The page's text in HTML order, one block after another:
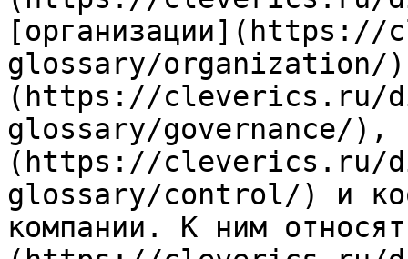
glossary/organization/),
(https://cleverics.ru/
glossary/governance/),
(https://cleverics.ru/
glossary/control/) и
компании. К ним